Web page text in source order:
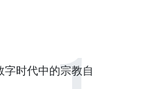
字时代中的宗教自